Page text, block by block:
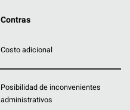
Contras
Costo adicional
Posibilidad de inconvenientes
administrativos